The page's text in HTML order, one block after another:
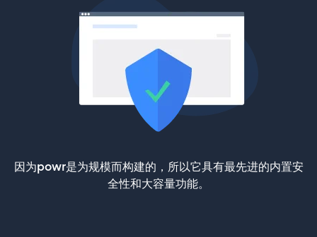
因为powr是为规模而构建的，所以它具有最先进的内置安
全性和大容量功能。